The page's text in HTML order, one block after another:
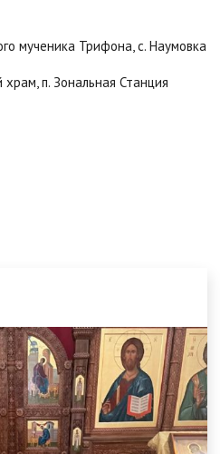
мученика Трифона, с. Наумовка
п. Зональная Станция